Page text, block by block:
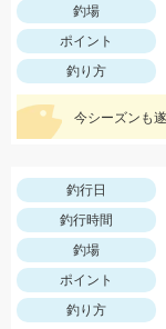
釣場
ポイント
釣り方
釣行日
釣行時間
釣場
ポイント
釣り方